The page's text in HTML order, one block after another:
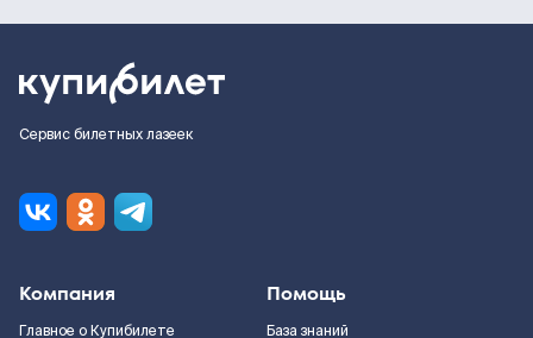
Сервис билетных лазеек
Компания
Главное о Купибилете
Помощь
База знаний